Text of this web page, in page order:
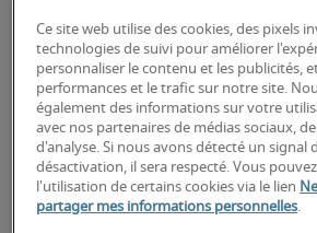
Parfaite connaissance des
Solides connaissances des
négociation
Maîtrise d’un logiciel de
données
Ce site web utilise des cookies, des pixels
technologies de suivi pour améliorer
personnaliser le contenu et les publicités,
performances et le trafic sur notre site.
également des informations sur votre
avec nos partenaires de médias sociaux,
d'analyse. Si nous avons détecté un signal
désactivation, il sera respecté. Vous
l'utilisation de certains cookies via le lien
partager mes informations personnelles.